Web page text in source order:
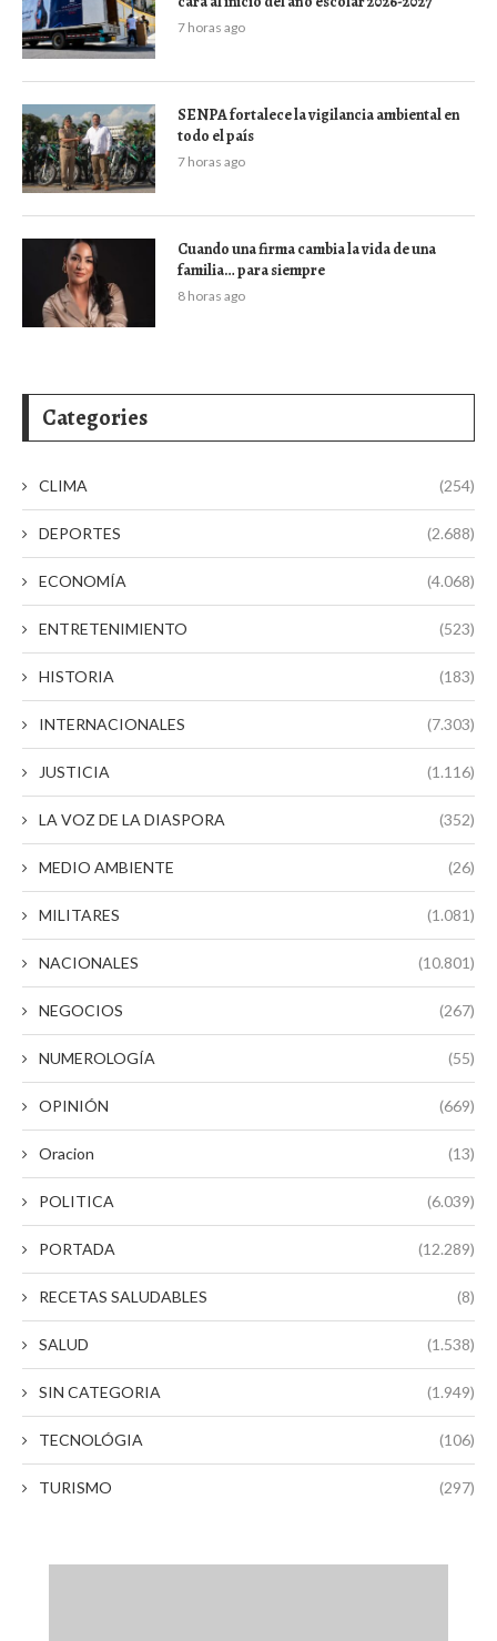
7 horas ago
SENPA fortalece la vigilancia ambiental en
todo el país
7 horas ago
Cuando una firma cambia la vida de una
familia… para siempre
8 horas ago
Categories
CLIMA (254)
DEPORTES (2.688)
ECONOMÍA (4.068)
ENTRETENIMIENTO (523)
HISTORIA (183)
INTERNACIONALES (7.303)
JUSTICIA (1.116)
LA VOZ DE LA DIASPORA (352)
MEDIO AMBIENTE (26)
MILITARES (1.081)
NACIONALES (10.801)
NEGOCIOS (267)
NUMEROLOGÍA (55)
OPINIÓN (669)
Oracion (13)
POLITICA (6.039)
PORTADA (12.289)
RECETAS SALUDABLES (8)
SALUD (1.538)
SIN CATEGORIA (1.949)
TECNOLÓGIA (106)
TURISMO (297)